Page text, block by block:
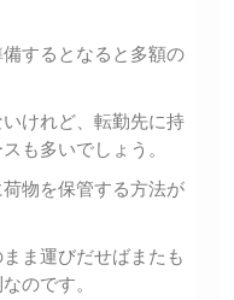
するとなると多額の
けれど、転勤先に持
も多いでしょう。
物を保管する方法が
ま運びだせばまたも
のです。